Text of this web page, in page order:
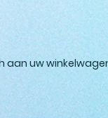
aan uw